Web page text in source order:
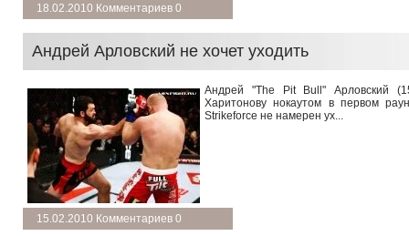
18.02.2010 Комментариев 0
Андрей Арловский не хочет уходить
Андрей "The Pit Bull" Арловский
Харитонову нокаутом в первом
Strikeforce не намерен ух...
15.02.2010 Комментариев 0